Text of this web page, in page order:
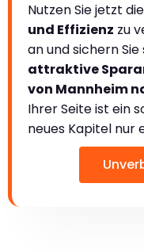
Nutzen Sie jetzt
und Effizienz zu
an und sichern
attraktive
von Mannheim
Ihrer Seite ist ein
neues Kapitel nur